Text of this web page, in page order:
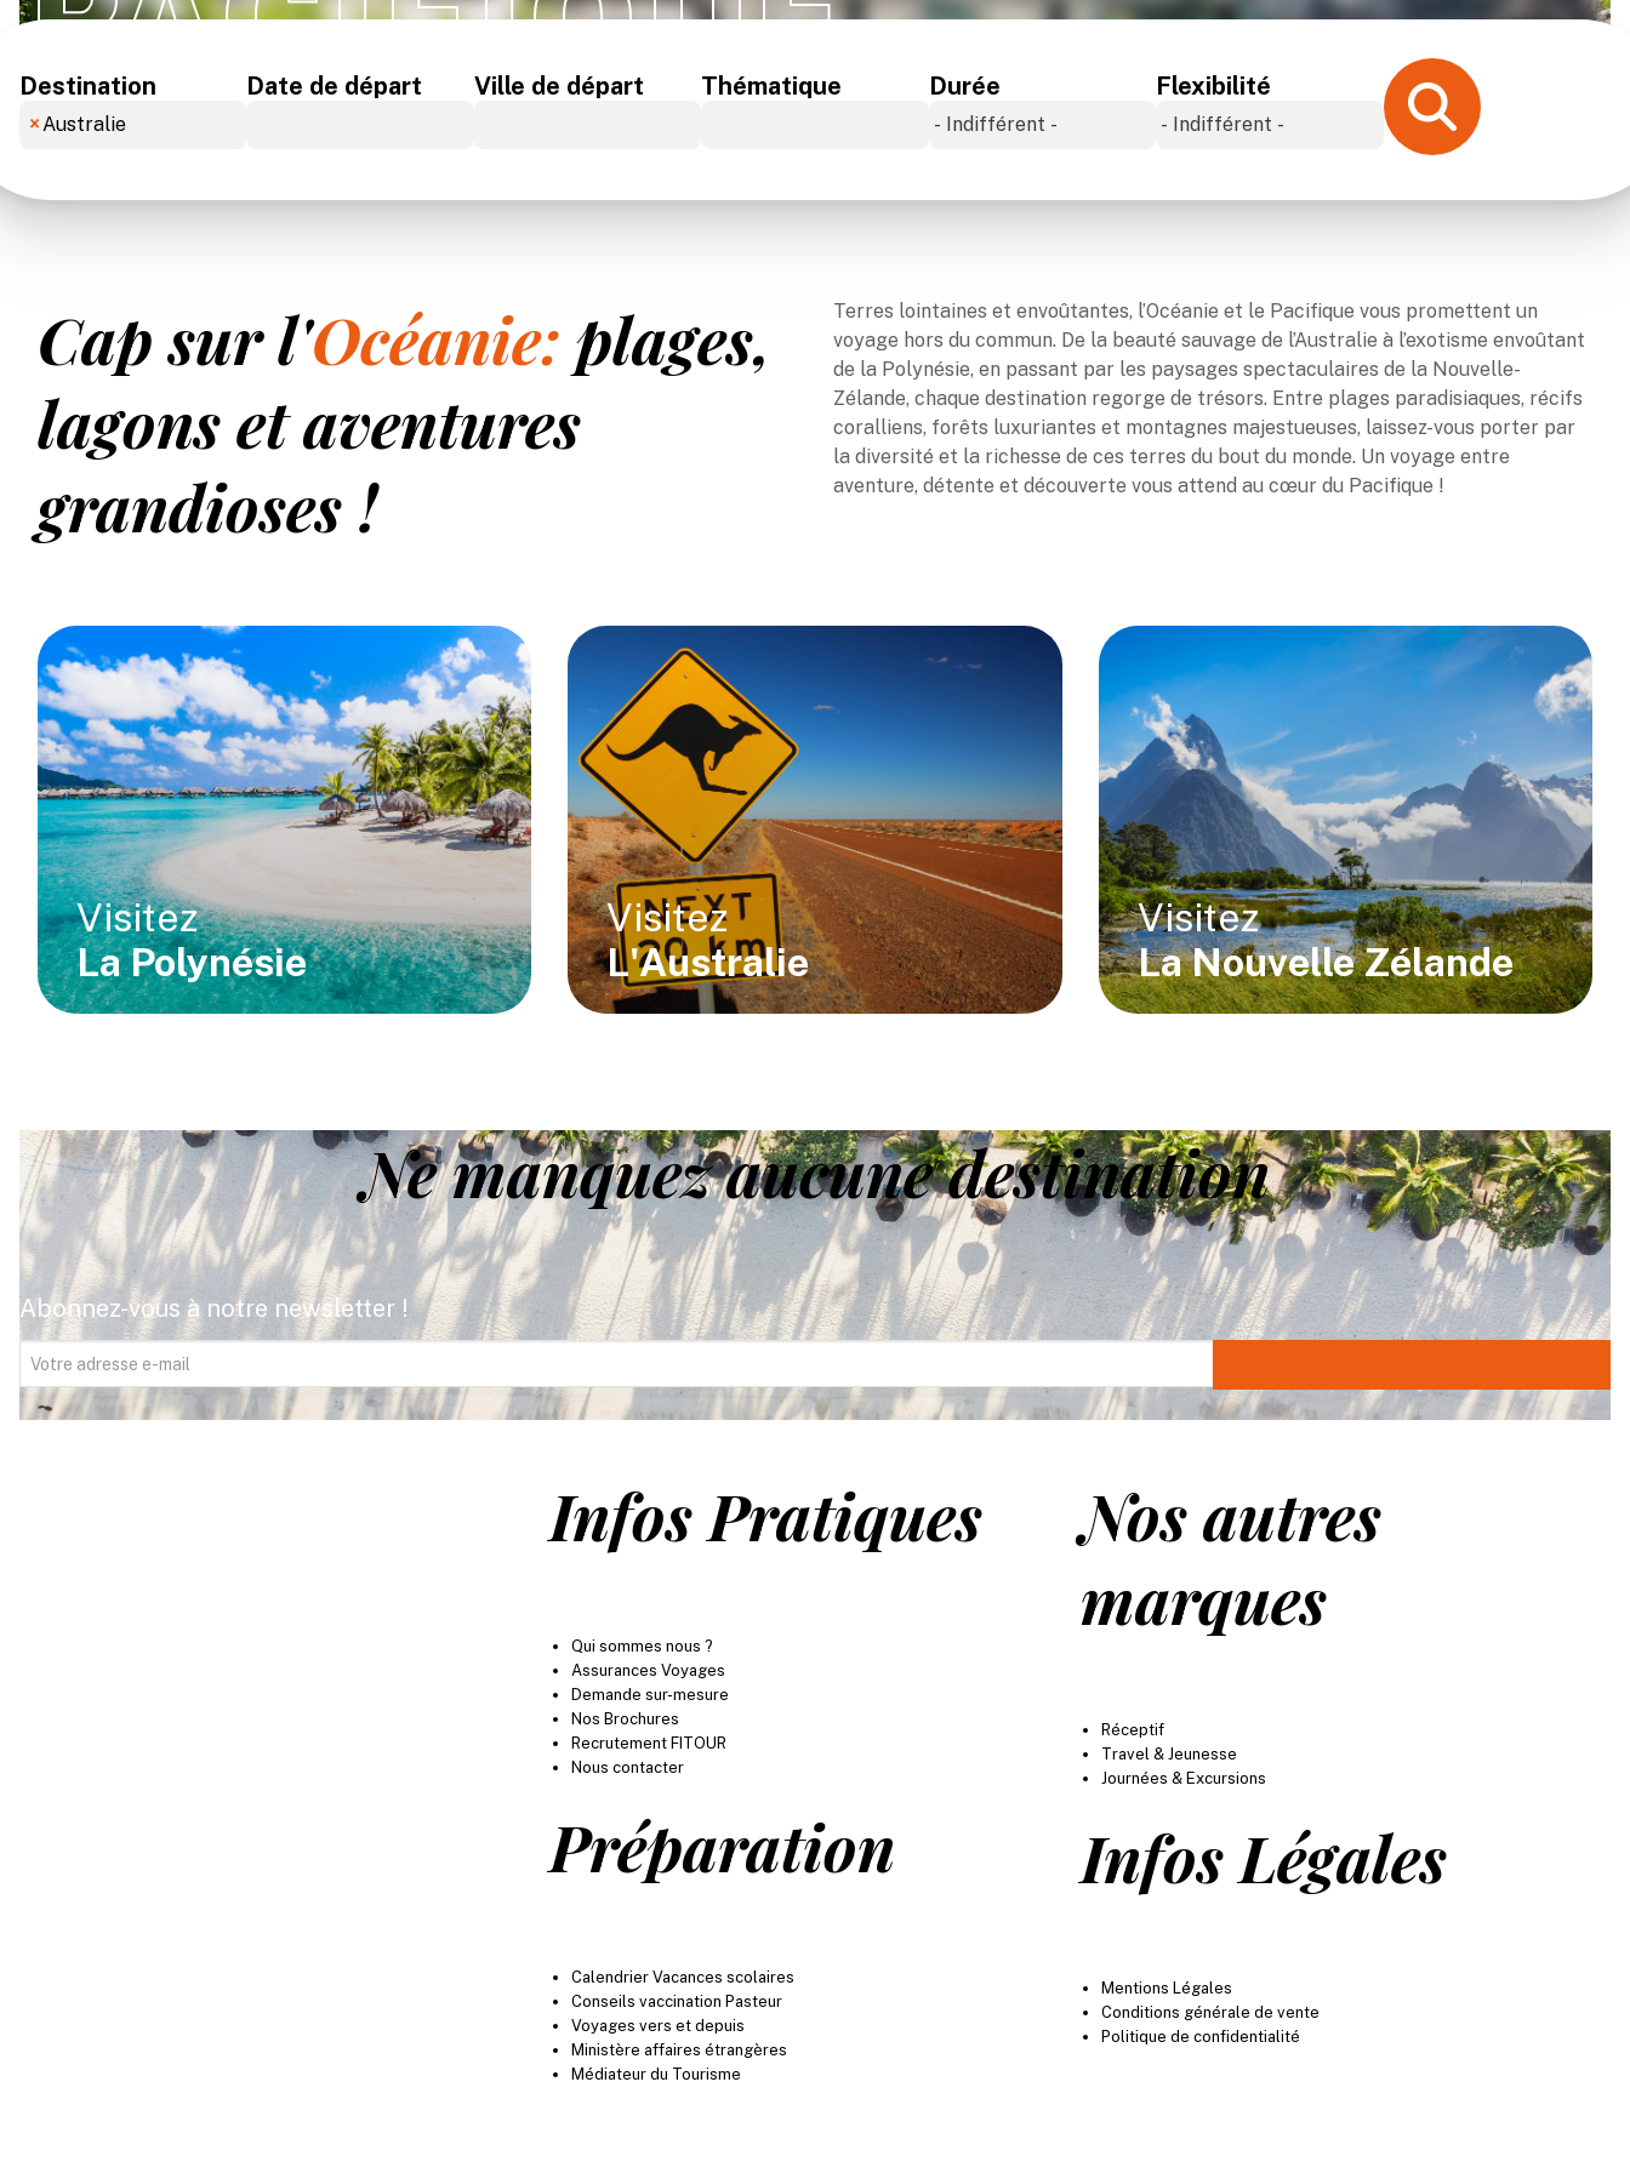
Destination
× Australie
×Tahiti - Polynésie
Date de départ Ville de départ Thématique Durée Flexibilité
Cap sur l'Océanie: plages,
lagons et aventures
grandioses !
Terres lointaines et envoûtantes, l’Océanie et le Pacifique vous promettent un
voyage hors du commun. De la beauté sauvage de l’Australie à l’exotisme envoûtant
de la Polynésie, en passant par les paysages spectaculaires de la Nouvelle-
Zélande, chaque destination regorge de trésors. Entre plages paradisiaques, récifs
coralliens, forêts luxuriantes et montagnes majestueuses, laissez-vous porter par
la diversité et la richesse de ces terres du bout du monde. Un voyage entre
aventure, détente et découverte vous attend au cœur du Pacifique !
Visitez
La Polynésie
Visitez
L'Australie
Visitez
La Nouvelle Zélande
Ne manquez aucune destination
Abonnez-vous à notre newsletter !
Infos Pratiques
Qui sommes nous ?
Assurances Voyages
Demande sur-mesure
Nos Brochures
Recrutement FITOUR
Nous contacter
Préparation
Calendrier Vacances scolaires
Conseils vaccination Pasteur
Voyages vers et depuis
Ministère affaires étrangères
Médiateur du Tourisme
Nos autres
marques
Réceptif
Travel & Jeunesse
Journées & Excursions
Infos Légales
Mentions Légales
Conditions générale de vente
Politique de confidentialité